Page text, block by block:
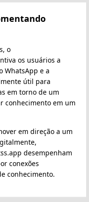
o
os usuários a
WhatsApp e a
útil para
em torno de um
conhecimento em um
em direção a um
desempenham
conexões
conhecimento.